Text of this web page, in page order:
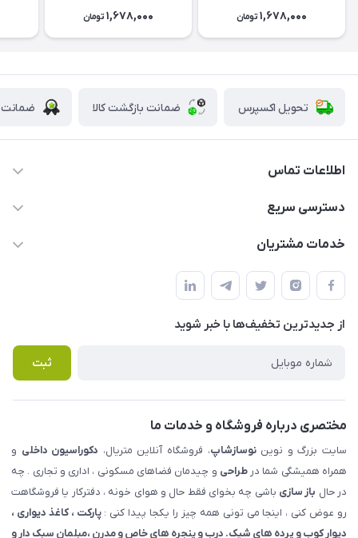
1,678,000 تومان 1,678,000 تومان
تحویل اکسپرس ضمانت بازگشت کالا ضمانت
اطلاعات تماس
09123855612
املاک مدنی - نوساز شاپ
دسترسی سریع
حساب کاربری
لیست محصولات
درباره ما
خدمات مشتریان
قوانین و مقررات
حریم خصوصی
راهنما
پرسش های متداول
از جدید‌ترین تخفیف‌ها با‌ خبر شوید
ثبت
مختصری درباره فروشگاه و خدمات ما
سایت بزرگ و نویننوسازشاپ، فروشگاه آنلاین متریال، دکوراسیون داخلی و
همراه همیشگی شما درطراحی و چیدمان فضاهای مسکونی ، اداری و تجاری . چه
در حال باز سازی باشی چه بخوای فقط حال و هوای خونه ، دفترکار یا فروشگاهت
رو عوض کنی ، اینجا می تونی همه چیز را یکجا پیدا کنی :پارکت ، کاغذ دیواری ،
دیوار کوب و پرده های شیک. درب و پنجره های خاص و مدرن ،مبلمان سبک دار و